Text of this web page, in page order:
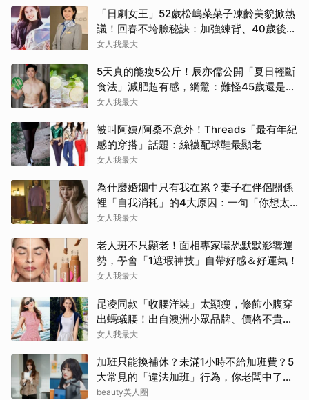
「日劇女王」52歲松嶋菜菜子凍齡美貌掀熱
議！回春不垮臉秘訣：加強練背、40歲後飲
食是關鍵！
女人我最大
5天真的能瘦5公斤！辰亦儒公開「夏日輕斷
食法」減肥超有感，網驚：難怪45歲還是男
神
女人我最大
被叫阿姨/阿桑不意外！Threads「最有年紀
感的穿搭」話題：絲襪配球鞋最顯老
女人我最大
為什麼婚姻中只有我在累？妻子在伴侶關係
裡「自我消耗」的4大原因：一句「你想太
多」讓人無奈
女人我最大
老人斑不只顯老！面相專家曝恐默默影響運
勢，學會「1遮瑕神技」自帶好感＆好運氣！
女人我最大
昆凌同款「收腰洋裝」太顯瘦，修飾小腹穿
出螞蟻腰！出自澳洲小眾品牌、價格不貴還
寄台灣
女人我最大
加班只能換補休？未滿1小時不給加班費？5
大常見的「違法加班」行為，你老闆中了幾
項？
beauty美人圈